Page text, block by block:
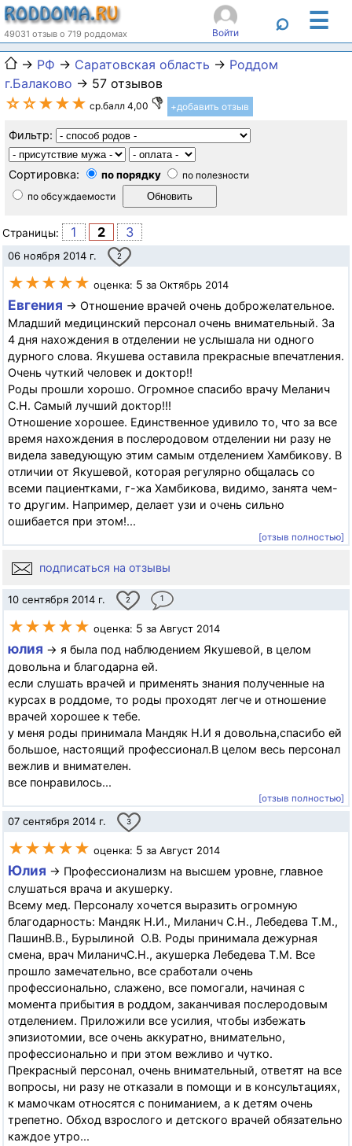
49031 отзыв о 719 роддомах Войти ⌕ ☰
→ РФ → Саратовская область → Роддом
г.Балаково → 57 отзывов
☆☆★★★ ср.балл 4,00 +добавить отзыв
Фильтр:
Сортировка: по порядку
по полезности
по обсуждаемости
Страницы: 1 2 3
06 ноября 2014 г. 2
★★★★★ оценка: 5 за Октябрь 2014
Евгения → Отношение врачей очень доброжелательное.
Младший медицинский персонал очень внимательный. За
4 дня нахождения в отделении не услышала ни одного
дурного слова. Якушева оставила прекрасные впечатления.
Очень чуткий человек и доктор!!
Роды прошли хорошо. Огромное спасибо врачу Меланич
С.Н. Самый лучший доктор!!!
Отношение хорошее. Единственное удивило то, что за все
время нахождения в послеродовом отделении ни разу не
видела заведующую этим самым отделением Хамбикову. В
отличии от Якушевой, которая регулярно общалась со
всеми пациентками, г-жа Хамбикова, видимо, занята чем-
то другим. Например, делает узи и очень сильно
ошибается при этом!...
[отзыв полностью]
подписаться на отзывы
10 сентября 2014 г. 2 1
★★★★★ оценка: 5 за Август 2014
юлия → я была под наблюдением Якушевой, в целом
довольна и благодарна ей.
если слушать врачей и применять знания полученные на
курсах в роддоме, то роды проходят легче и отношение
врачей хорошее к тебе.
у меня роды принимала Мандяк Н.И я довольна,спасибо ей
большое, настоящий профессионал.В целом весь персонал
вежлив и внимателен.
все понравилось...
[отзыв полностью]
07 сентября 2014 г. 3
★★★★★ оценка: 5 за Август 2014
Юлия → Профессионализм на высшем уровне, главное
слушаться врача и акушерку.
Всему мед. Персоналу хочется выразить огромную
благодарность: Мандяк Н.И., Миланич С.Н., Лебедева Т.М.,
ПашинВ.В., Бурылиной О.В. Роды принимала дежурная
смена, врач МиланичС.Н., акушерка Лебедева Т.М. Все
прошло замечательно, все сработали очень
профессионально, слажено, все помогали, начиная с
момента прибытия в роддом, заканчивая послеродовым
отделением. Приложили все усилия, чтобы избежать
эпизиотомии, все очень аккуратно, внимательно,
профессионально и при этом вежливо и чутко.
Прекрасный персонал, очень внимательный, ответят на все
вопросы, ни разу не отказали в помощи и в консультациях,
к мамочкам относятся с пониманием, а к детям очень
трепетно. Обход взрослого и детского врачей обязательно
каждое утро...